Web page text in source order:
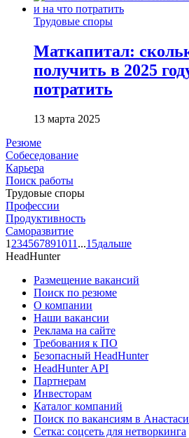
Трудовые споры
Маткапитал:
получить в 2025
потратить
13 марта 2025
Резюме
Собеседование
Карьера
Поиск работы
Трудовые споры
Профессии
Продуктивность
Саморазвитие
1 234567891011 ...15дальше
HeadHunter
Размещение вакансий
Поиск по резюме
О компании
Наши вакансии
Реклама на сайте
Требования к ПО
Безопасный HeadHunter
HeadHunter API
Партнерам
Инвесторам
Каталог компаний
Поиск по вакансиям в
Сетка: соцсеть для нетворкинга